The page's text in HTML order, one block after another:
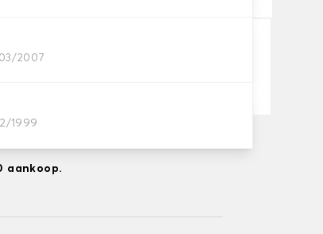
2007
1999
08-2026
aankoop.